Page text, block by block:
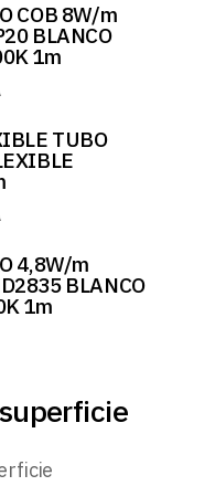
COB 8W/m
BLANCO
1m
TUBO
4,8W/m
BLANCO
1m